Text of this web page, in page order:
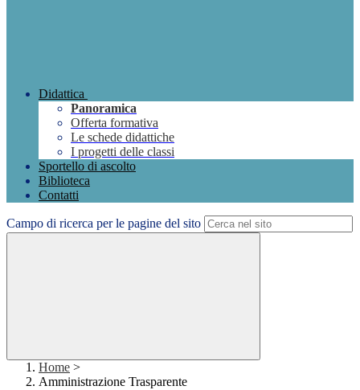
Didattica
Panoramica
Offerta formativa
Le schede didattiche
I progetti delle classi
Sportello di ascolto
Biblioteca
Contatti
Campo di ricerca per le pagine del sito
Home >
Amministrazione Trasparente